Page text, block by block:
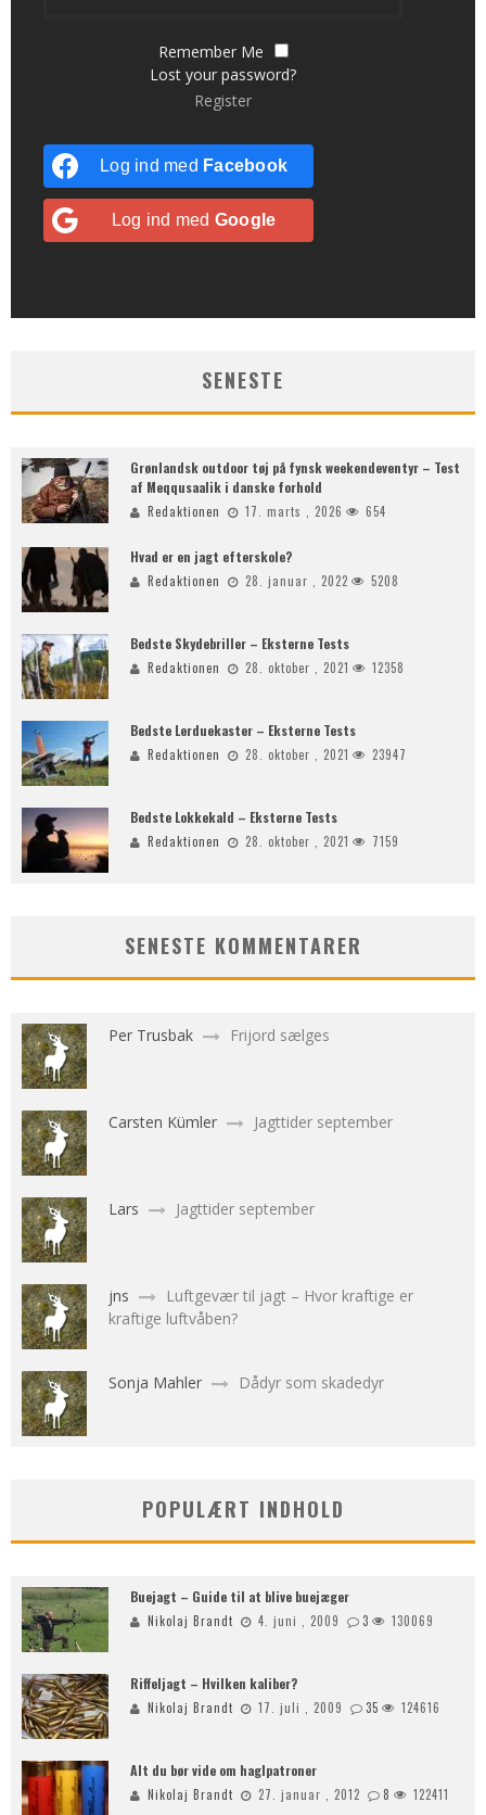
Remember Me
Lost your password?
Register
Log ind med Facebook
Log ind med Google
SENESTE
Grønlandsk outdoor tøj på fynsk weekendeventyr – Test
af Meqqusaalik i danske forhold
Redaktionen 17. marts , 2026 654
Hvad er en jagt efterskole?
Redaktionen 28. januar , 2022 5208
Bedste Skydebriller – Eksterne Tests
Redaktionen 28. oktober , 2021 12358
Bedste Lerduekaster – Eksterne Tests
Redaktionen 28. oktober , 2021 23947
Bedste Lokkekald – Eksterne Tests
Redaktionen 28. oktober , 2021 7159
SENESTE KOMMENTARER
Per Trusbak Frijord sælges
Carsten Kümler Jagttider september
Lars Jagttider september
jns
Luftgevær til jagt – Hvor kraftige er
kraftige luftvåben?
Sonja Mahler Dådyr som skadedyr
POPULÆRT INDHOLD
Buejagt – Guide til at blive buejæger
Nikolaj Brandt 4. juni , 2009 3 130069
Riffeljagt – Hvilken kaliber?
Nikolaj Brandt 17. juli , 2009 35 124616
Alt du bør vide om haglpatroner
Nikolaj Brandt 27. januar , 2012 8 122411